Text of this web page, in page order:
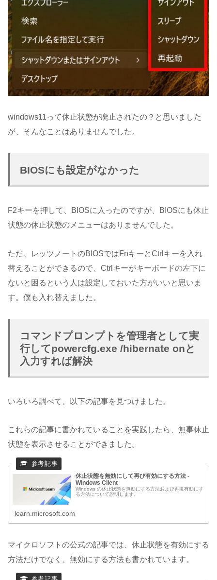
windows11って休止状態が廃止されたの？と思いました
が、そんなことはありませんでした。
BIOSにも設定がなかった
F2キーを押して、BIOSに入ったのですが、BIOSにも休止
状態の休止状態のメニューはありませんでした。
ただ、レッツノートのBIOSではFnキーとCtrlキーを入れ
替えることができるので、Ctrlキーがキーボードの左下に
ないと困るという人は設定しておいた方がいいと思いま
す。僕も入れ替えました。
コマンドプロンプトを管理者として実
行してpowercfg.exe /hibernate onと
入力すれば解決
いろいろ調べて、以下の記事を見つけました。
これらの記事に書かれていることを実践したら、無事休止
状態を表示させることができました。
休止状態を無効にして再び有効にする方法 -
Windows Client
Windows の休止状態を無効にする方法および再度有効にす
る方法について説明します。
learn.microsoft.com
マイクロソフトの公式の記事では、休止状態を有効にする
方法だけでなく、無効にする方法も書かれています。